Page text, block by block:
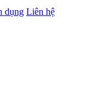
dụng Liên hệ